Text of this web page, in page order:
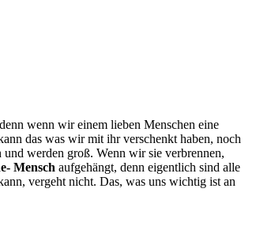
wenn wir einem lieben Menschen eine
das was wir mit ihr verschenkt haben, noch
werden groß. Wenn wir sie verbrennen,
Mensch aufgehängt, denn eigentlich sind alle
vergeht nicht. Das, was uns wichtig ist an